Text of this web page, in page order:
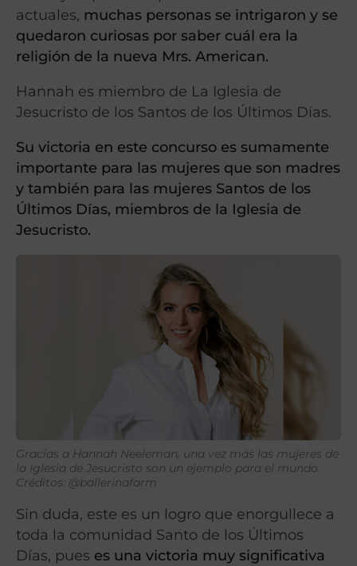
actuales, muchas personas se intrigaron y se
quedaron curiosas por saber cuál era la
religión de la nueva Mrs. American.
Hannah es miembro de La Iglesia de
Jesucristo de los Santos de los Últimos Días.
Su victoria en este concurso es sumamente
importante para las mujeres que son madres
y también para las mujeres Santos de los
Últimos Días, miembros de la Iglesia de
Jesucristo.
Gracias a Hannah Neeleman, una vez más las mujeres de
la Iglesia de Jesucristo son un ejemplo para el mundo.
Créditos: @ballerinafarm
Sin duda, este es un logro que enorgullece a
toda la comunidad Santo de los Últimos
Días, pues es una victoria muy significativa